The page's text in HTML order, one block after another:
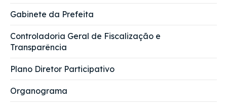
Gabinete da Prefeita
Controladoria Geral de Fiscalização e
Transparência
Plano Diretor Participativo
Organograma